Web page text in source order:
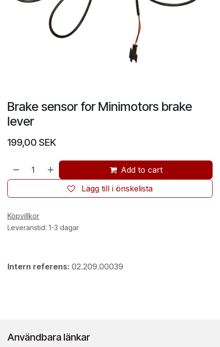
Brake sensor for Minimotors brake
lever
199,00 SEK
Add to cart
Lägg till i önskelista
Köpvillkor
Leveranstid: 1-3 dagar
Intern referens: 02.209.00039
Användbara länkar